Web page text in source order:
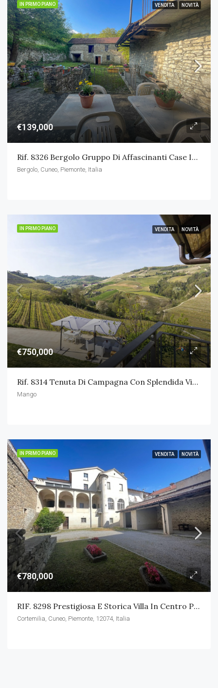
IN PRIMO PIANO VENDITA NOVITÀ
€139,000
Rif. 8326 Bergolo Gruppo Di Affascinanti Case In Pietra
Bergolo, Cuneo, Piemonte, Italia
IN PRIMO PIANO VENDITA NOVITÀ
€750,000
Rif. 8314 Tenuta Di Campagna Con Splendida Vista
Mango
IN PRIMO PIANO VENDITA NOVITÀ
€780,000
RIF. 8298 Prestigiosa E Storica Villa In Centro Paese
Cortemilia, Cuneo, Piemonte, 12074, Italia